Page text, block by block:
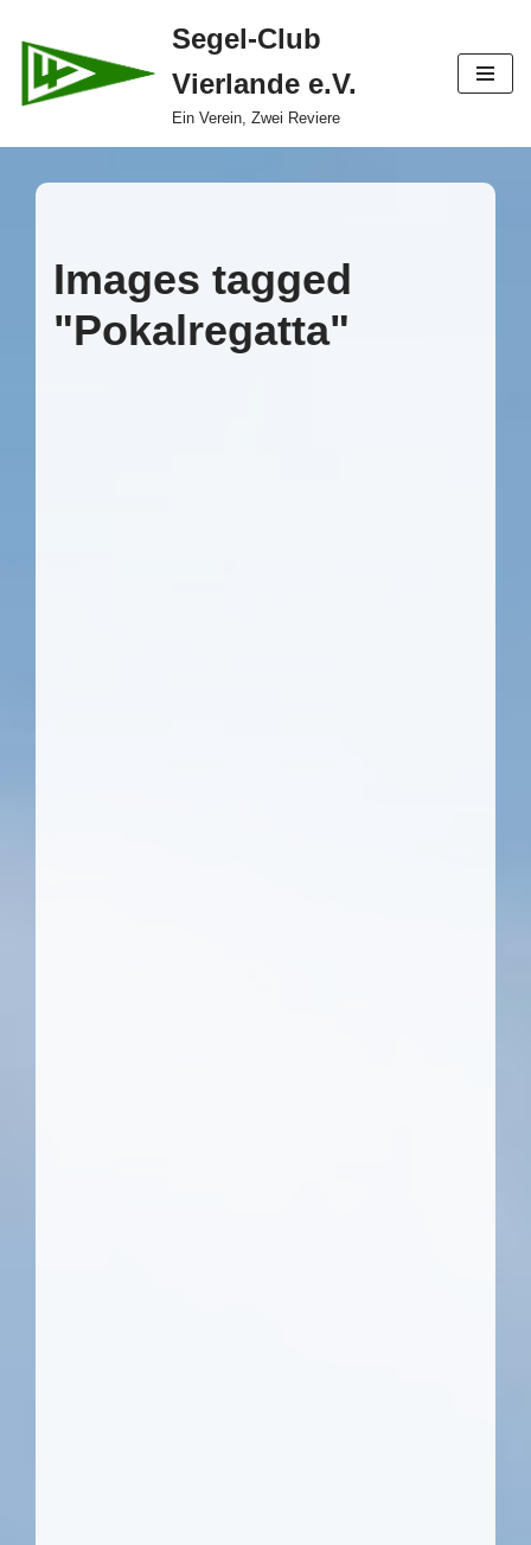
Zum
Inhalt
Segel-Club
Vierlande e.V.
Ein Verein, Zwei Reviere
Images tagged
"Pokalregatta"